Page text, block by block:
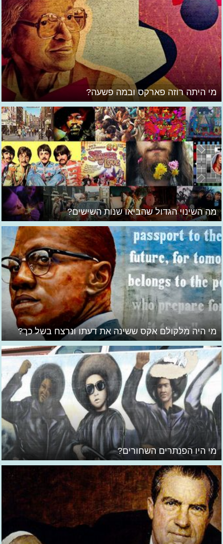
מי היתה רוזה פארקס ובמה פשעה?
מה השינוי הגדול שהביאו שנות השישים?
מי היה מלקולם אקס ששינה את דעתו ונרצח בשל כך?
מי היו הפנתרים השחורים?